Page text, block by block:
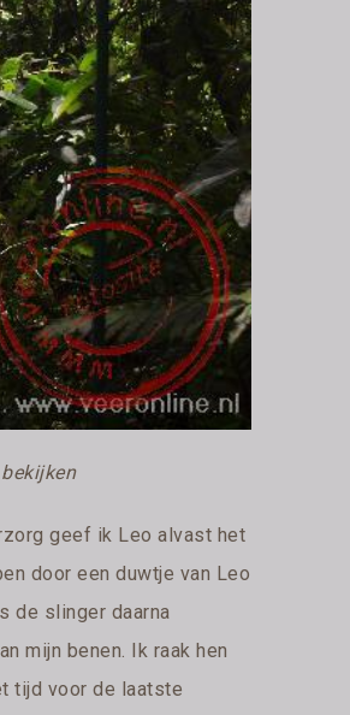
geef ik Leo alvast het
door een duwtje van Leo
de slinger daarna
mijn benen. Ik raak hen
tijd voor de laatste